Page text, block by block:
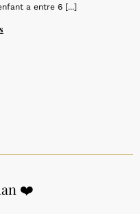
a entre 6 [...]
❤️